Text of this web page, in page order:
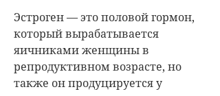
Эстроген — это половой гормон,
который вырабатывается
яичниками женщины в
репродуктивном возрасте, но
также он продуцируется у